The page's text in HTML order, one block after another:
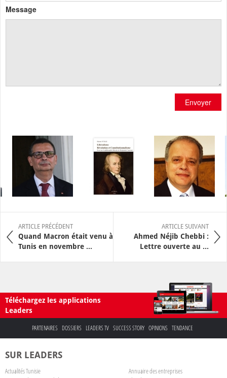
Message
Envoyer
ARTICLE PRÉCÉDENT
Quand Macron était venu à
Tunis en novembre ...
ARTICLE SUIVANT
Ahmed Néjib Chebbi :
Lettre ouverte au ...
Téléchargez les applications
Leaders
PARTENAIRES DOSSIERS LEADERS TV SUCCESS STORY OPINIONS TENDANCE
SUR LEADERS
Actualités Tunisie
Annuaire des entreprises